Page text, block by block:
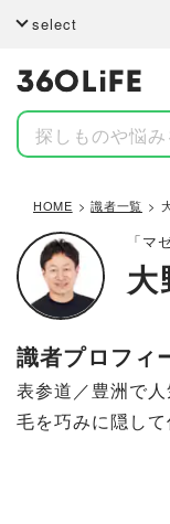
select
HOME 識者一覧
「マ
大
識者プロフィ
表参道／豊洲で
毛を巧みに隠して